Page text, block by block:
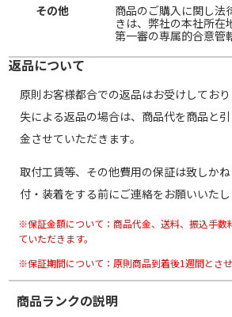
その他
商品のご購入に関し法
きは、弊社の本社所在
第一審の専属的合意管
返品について
原則お客様都合での返品はお受けしてお
失による返品の場合は、商品代を商品と
金させていただきます。
取付工賃等、その他費用の保証は致しか
付・装着をする前にご連絡をお願いいたし
※保証金額について：商品代金、送料、振込手数
ていただきます。
※保証期間について：原則商品到着後1週間とさせ
商品ランクの説明